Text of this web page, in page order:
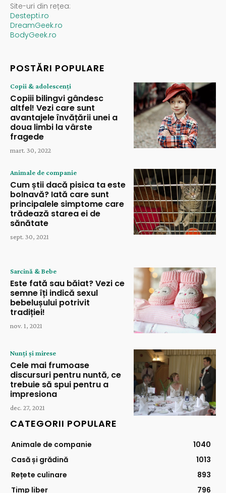
Site-uri din rețea:
Destepti.ro
DreamGeek.ro
BodyGeek.ro
POSTĂRI POPULARE
Copii & adolescenți
Copiii bilingvi gândesc
altfel! Vezi care sunt
avantajele învățării unei a
doua limbi la vârste
fragede
mart. 30, 2022
Animale de companie
Cum știi dacă pisica ta este
bolnavă? Iată care sunt
principalele simptome care
trădează starea ei de
sănătate
sept. 30, 2021
Sarcină & Bebe
Este fată sau băiat? Vezi ce
semne îți indică sexul
bebelușului potrivit
tradiției!
nov. 1, 2021
Nunți și mirese
Cele mai frumoase
discursuri pentru nuntă, ce
trebuie să spui pentru a
impresiona
dec. 27, 2021
CATEGORII POPULARE
Animale de companie
1040
Casă și grădină
1013
Rețete culinare
893
Timp liber
796